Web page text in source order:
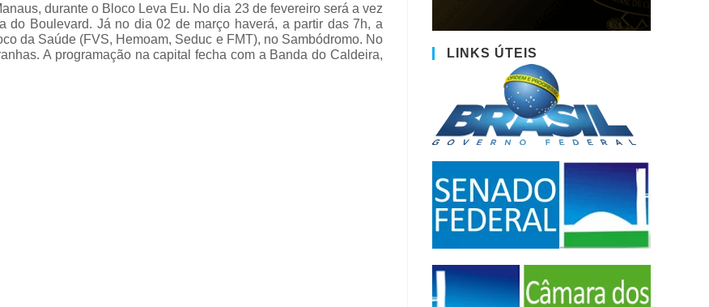
durante o Bloco Leva Eu. No dia 23 de fevereiro será a vez
Boulevard. Já no dia 02 de março haverá, a partir das 7h, a
da Saúde (FVS, Hemoam, Seduc e FMT), no Sambódromo. No
A programação na capital fecha com a Banda do Caldeira,
LINKS ÚTEIS